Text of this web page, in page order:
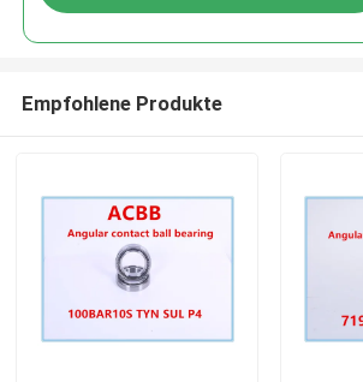
Empfohlene Produkte